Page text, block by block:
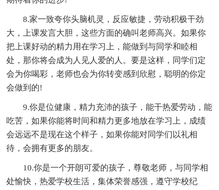
8.家一致夸你头脑机灵，反应敏捷，劳动积极干劲
大，上课发言大胆，这些方面的确叫老师高兴。如果你
把上课好动的精力用在学习上，能做到与同学和睦相
处，那你将会成为人见人爱的人。要是这样，同学们定
会为你喝彩，老师也会为你转变感到欣慰，聪明的你定
会做到的!
9.你是位健康，精力充沛的孩子，能干热爱劳动，能
吃苦，如果你能将时间和精力更多地放在学习上，成绩
会远远不是现在这个样子，如果你能对同学们以礼相
待，会拥有更多的朋友。
10.你是一个开朗可爱的孩子，尊敬老师，与同学相
处愉快，热爱学校生活，集体荣誉感强，遵守学校纪